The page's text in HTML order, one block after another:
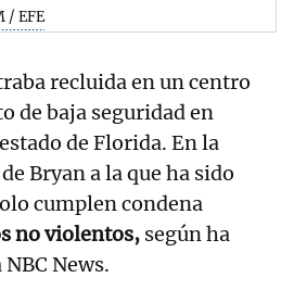
/ EFE
recluida en un centro
de baja seguridad en
de Florida. En la
Bryan a la que ha sido
cumplen condena
no violentos, según ha
News.